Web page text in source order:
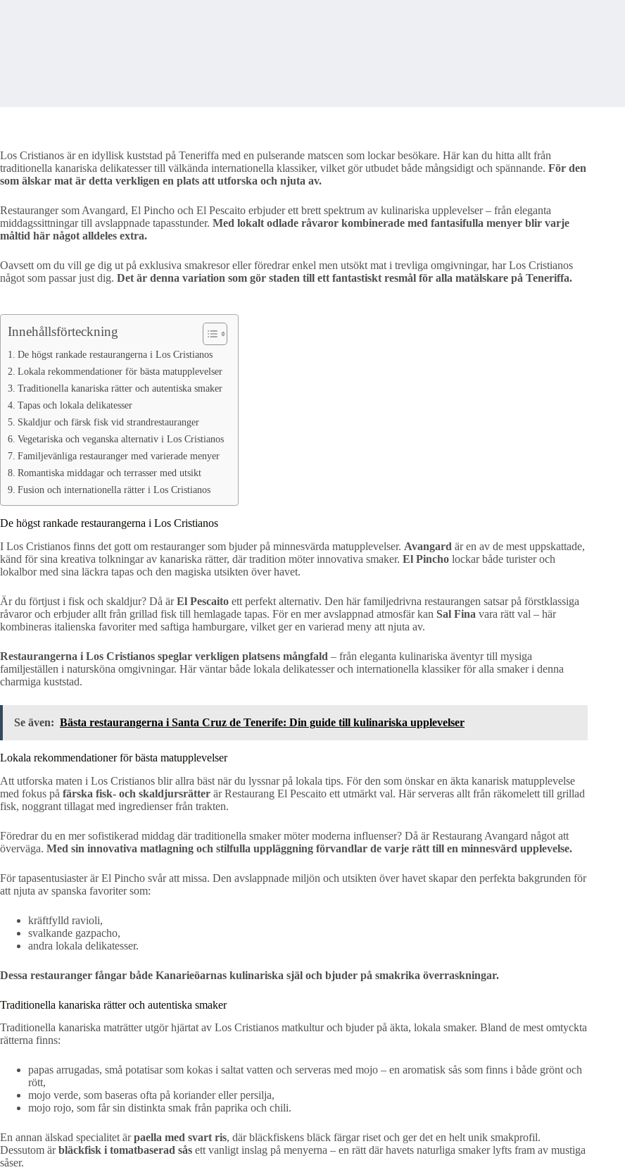
Los Cristianos är en idyllisk kuststad på Teneriffa med en pulserande matscen som lockar besökare. Här kan du hitta allt från
traditionella kanariska delikatesser till välkända internationella klassiker, vilket gör utbudet både mångsidigt och spännande. För den
som älskar mat är detta verkligen en plats att utforska och njuta av.
Restauranger som Avangard, El Pincho och El Pescaito erbjuder ett brett spektrum av kulinariska upplevelser – från eleganta
middagssittningar till avslappnade tapasstunder. Med lokalt odlade råvaror kombinerade med fantasifulla menyer blir varje
måltid här något alldeles extra.
Oavsett om du vill ge dig ut på exklusiva smakresor eller föredrar enkel men utsökt mat i trevliga omgivningar, har Los Cristianos
något som passar just dig. Det är denna variation som gör staden till ett fantastiskt resmål för alla matälskare på Teneriffa.
Innehållsförteckning
De högst rankade restaurangerna i Los Cristianos
Lokala rekommendationer för bästa matupplevelser
Traditionella kanariska rätter och autentiska smaker
Tapas och lokala delikatesser
Skaldjur och färsk fisk vid strandrestauranger
Vegetariska och veganska alternativ i Los Cristianos
Familjevänliga restauranger med varierade menyer
Romantiska middagar och terrasser med utsikt
Fusion och internationella rätter i Los Cristianos
De högst rankade restaurangerna i Los Cristianos
I Los Cristianos finns det gott om restauranger som bjuder på minnesvärda matupplevelser. Avangard är en av de mest uppskattade,
känd för sina kreativa tolkningar av kanariska rätter, där tradition möter innovativa smaker. El Pincho lockar både turister och
lokalbor med sina läckra tapas och den magiska utsikten över havet.
Är du förtjust i fisk och skaldjur? Då ärEl Pescaito ett perfekt alternativ. Den här familjedrivna restaurangen satsar på förstklassiga
råvaror och erbjuder allt från grillad fisk till hemlagade tapas. För en mer avslappnad atmosfär kan Sal Fina vara rätt val – här
kombineras italienska favoriter med saftiga hamburgare, vilket ger en varierad meny att njuta av.
Restaurangerna i Los Cristianos speglar verkligen platsens mångfald – från eleganta kulinariska äventyr till mysiga
familjeställen i natursköna omgivningar. Här väntar både lokala delikatesser och internationella klassiker för alla smaker i denna
charmiga kuststad.
Se även: Bästa restaurangerna i Santa Cruz de Tenerife: Din guide till kulinariska upplevelser
Lokala rekommendationer för bästa matupplevelser
Att utforska maten i Los Cristianos blir allra bäst när du lyssnar på lokala tips. För den som önskar en äkta kanarisk matupplevelse
med fokus på färska fisk- och skaldjursrätter är Restaurang El Pescaito ett utmärkt val. Här serveras allt från räkomelett till grillad
fisk, noggrant tillagat med ingredienser från trakten.
Föredrar du en mer sofistikerad middag där traditionella smaker möter moderna influenser? Då är Restaurang Avangard något att
överväga. Med sin innovativa matlagning och stilfulla uppläggning förvandlar de varje rätt till en minnesvärd upplevelse.
För tapasentusiaster är El Pincho svår att missa. Den avslappnade miljön och utsikten över havet skapar den perfekta bakgrunden för
att njuta av spanska favoriter som:
kräftfylld ravioli,
svalkande gazpacho,
andra lokala delikatesser.
Dessa restauranger fångar både Kanarieöarnas kulinariska själ och bjuder på smakrika överraskningar.
Traditionella kanariska rätter och autentiska smaker
Traditionella kanariska maträtter utgör hjärtat av Los Cristianos matkultur och bjuder på äkta, lokala smaker. Bland de mest omtyckta
rätterna finns:
papas arrugadas, små potatisar som kokas i saltat vatten och serveras med mojo – en aromatisk sås som finns i både grönt och
rött,
mojo verde, som baseras ofta på koriander eller persilja,
mojo rojo, som får sin distinkta smak från paprika och chili.
En annan älskad specialitet ärpaella med svart ris, där bläckfiskens bläck färgar riset och ger det en helt unik smakprofil.
Dessutom ärbläckfisk i tomatbaserad sås ett vanligt inslag på menyerna – en rätt där havets naturliga smaker lyfts fram av mustiga
såser.